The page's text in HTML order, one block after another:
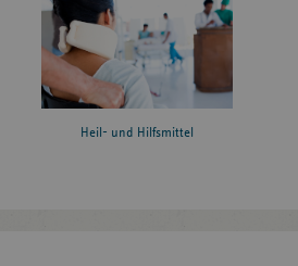
Heil- und Hilfsmittel